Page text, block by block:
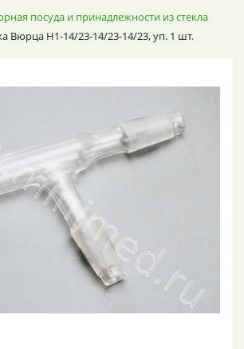
посуда и принадлежности из стекла
Вюрца Н1-14/23-14/23-14/23, уп. 1 шт.